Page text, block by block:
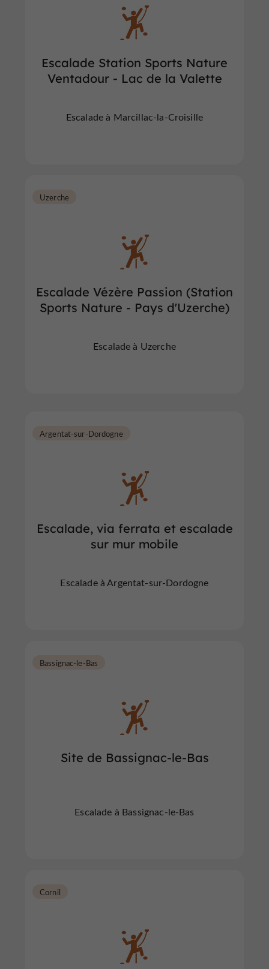
Escalade Station Sports Nature
Ventadour - Lac de la Valette
Escalade à Marcillac-la-Croisille
Escalade Vézère Passion (Station
Sports Nature - Pays d'Uzerche)
Uzerche
Escalade à Uzerche
Escalade, via ferrata et escalade
sur mur mobile
Argentat-sur-Dordogne
Escalade à Argentat-sur-Dordogne
Site de Bassignac-le-Bas
Bassignac-le-Bas
Escalade à Bassignac-le-Bas
Cornil